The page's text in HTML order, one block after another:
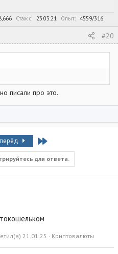
Стаж c 23.03.21 Опыт 4559/316
#20
писали про это.
Last
для ответа.
Криптовалюты
21.01.25